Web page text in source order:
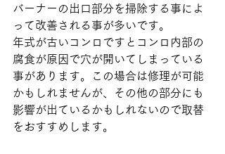
バーナーの出口部分を掃除する事によ
って改善される事が多いです。
年式が古いコンロですとコンロ内部の
腐食が原因で穴が開いてしまっている
事があります。この場合は修理が可能
かもしれませんが、その他の部分にも
影響が出ているかもしれないので取替
をおすすめします。